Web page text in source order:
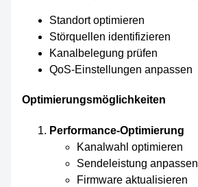
Standort optimieren
Störquellen identifizieren
Kanalbelegung prüfen
QoS-Einstellungen anpassen
Optimierungsmöglichkeiten
Performance-Optimierung
Kanalwahl optimieren
Sendeleistung anpassen
Firmware aktualisieren